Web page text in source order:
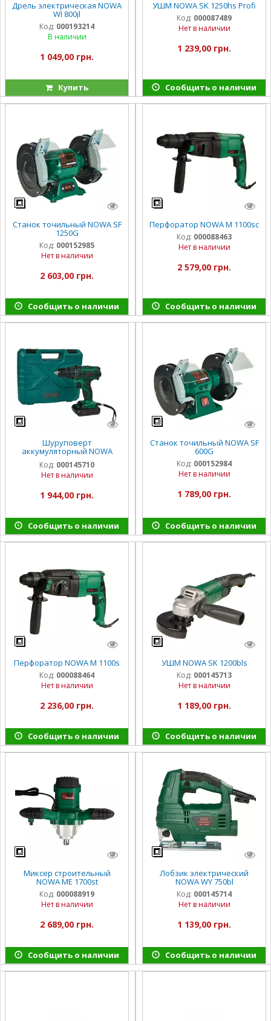
Дрель электрическая NOWA
WI 800jl
Код: 000193214
В наличии
1 049,00 грн.
Купить
УШМ NOWA SK 1250hs Profi
Код: 000087489
Нет в наличии
1 239,00 грн.
Сообщить о наличии
Станок точильный NOWA SF
1250G
Код: 000152985
Нет в наличии
2 603,00 грн.
Сообщить о наличии
Перфоратор NOWA M 1100sc
Код: 000088463
Нет в наличии
2 579,00 грн.
Сообщить о наличии
Шуруповерт
аккумуляторный NOWA
WA2115blb
Код: 000145710
Нет в наличии
1 944,00 грн.
Сообщить о наличии
Станок точильный NOWA SF
600G
Код: 000152984
Нет в наличии
1 789,00 грн.
Сообщить о наличии
Перфоратор NOWA M 1100s
Код: 000088464
Нет в наличии
2 236,00 грн.
Сообщить о наличии
УШМ NOWA SK 1200bls
Код: 000145713
Нет в наличии
1 189,00 грн.
Сообщить о наличии
Миксер строительный
NOWA ME 1700st
Код: 000088919
Нет в наличии
2 689,00 грн.
Сообщить о наличии
Лобзик электрический
NOWA WY 750bl
Код: 000145714
Нет в наличии
1 139,00 грн.
Сообщить о наличии